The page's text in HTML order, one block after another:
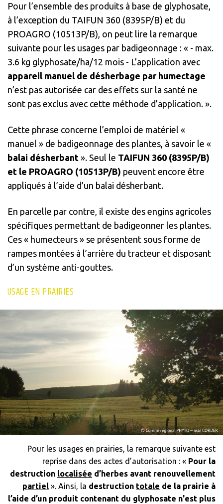
Pour l’ensemble des produits à base de glyphosate,
à l’exception du TAIFUN 360 (8395P/B) et du
PROAGRO (10513P/B), on peut lire la remarque
suivante pour les usages par badigeonnage : « - max.
3.6 kg glyphosate/ha/12 mois - L’application avec
appareil manuel de désherbage par humectage
n’est pas autorisée car des effets sur la santé ne
sont pas exclus avec cette méthode d’application. ».
Cette phrase concerne l’emploi de matériel «
manuel » de badigeonnage des plantes, à savoir le «
balai désherbant ». Seul le TAIFUN 360 (8395P/B)
et le PROAGRO (10513P/B) peuvent encore être
appliqués à l’aide d’un balai désherbant.
En parcelle par contre, il existe des engins agricoles
spécifiques permettant de badigeonner les plantes.
Ces « humecteurs » se présentent sous forme de
rampes montées à l’arrière du tracteur et disposant
d’un système anti-gouttes.
USAGE EN PRAIRIES
Pour les usages en prairies, la remarque suivante est
reprise dans des actes d’autorisation : « Pour la
destruction localisée d’herbes avant renouvellement
partiel ». Ainsi, la destruction totale de la prairie à
l’aide d’un produit contenant du glyphosate n'est plus